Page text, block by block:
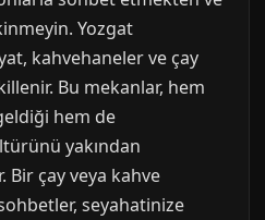
Yozgat
kahvehaneler ve çay
Bu mekanlar, hem
hem de
yakından
Bir çay veya kahve
seyahatinize